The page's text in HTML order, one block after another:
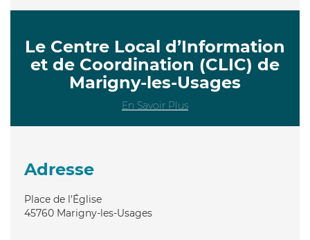
Le Centre Local d’Information
et de Coordination (CLIC) de
Marigny-les-Usages
En Savoir Plus
Adresse
Place de l'Église
45760 Marigny-les-Usages